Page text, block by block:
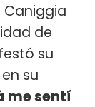
de
su
su
me sentí